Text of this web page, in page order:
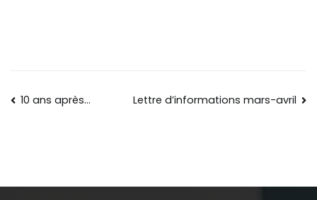
10 ans après… Lettre d’informations mars-avril